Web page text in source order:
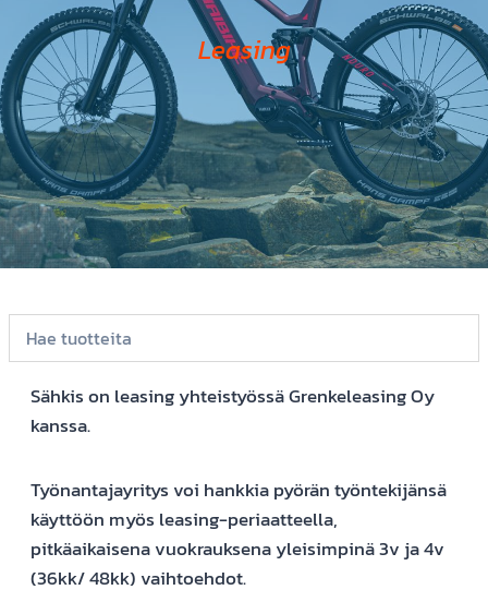
Leasing
Sähkis on leasing yhteistyössä Grenkeleasing Oy
kanssa.
Työnantajayritys voi hankkia pyörän työntekijänsä
käyttöön myös leasing-periaatteella,
pitkäaikaisena vuokrauksena yleisimpinä 3v ja 4v
(36kk/ 48kk) vaihtoehdot.